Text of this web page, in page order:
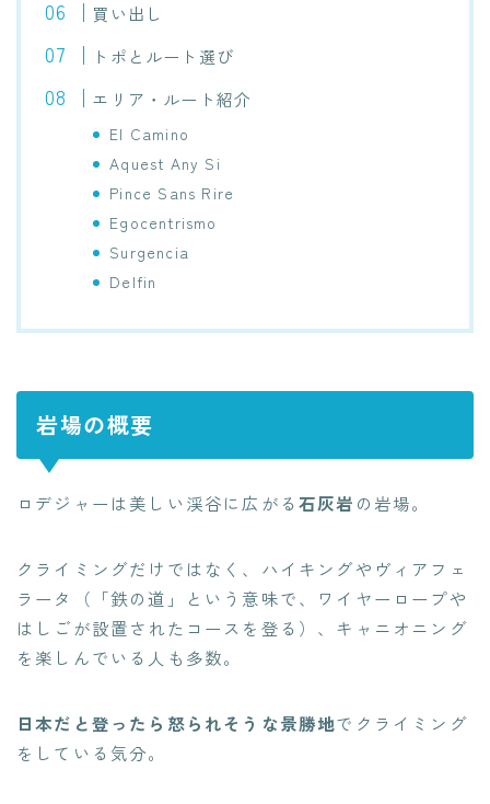
買い出し
トポとルート選び
エリア・ルート紹介
El Camino
Aquest Any Si
Pince Sans Rire
Egocentrismo
Surgencia
Delfin
岩場の概要
ロデジャーは美しい渓谷に広がる石灰岩 の岩場。
クライミングだけではなく、ハイキングやヴィアフェ
ラータ（「鉄の道」という意味で、ワイヤーロープや
はしごが設置されたコースを登る）、キャニオニング
を楽しんでいる人も多数。
日本だと登ったら怒られそうな景勝地でクライミング
をしている気分。